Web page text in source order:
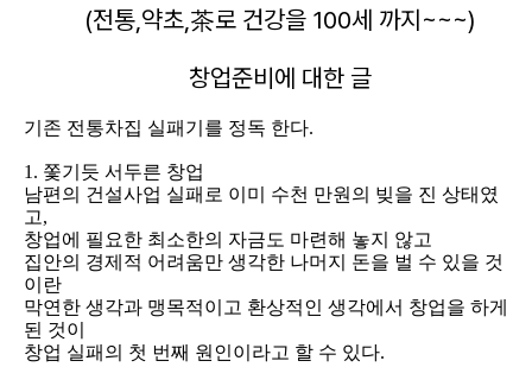
(전통,약초,茶로 건강을 100세 까지~~~)
창업준비에 대한 글
기존 전통차집 실패기를 정독 한다.
1. 쫓기듯 서두른 창업
남편의 건설사업 실패로 이미 수천 만원의 빚을 진 상태였
고,
창업에 필요한 최소한의 자금도 마련해 놓지 않고
집안의 경제적 어려움만 생각한 나머지 돈을 벌 수 있을 것
이란
막연한 생각과 맹목적이고 환상적인 생각에서 창업을 하게
된 것이
창업 실패의 첫 번째 원인이라고 할 수 있다.